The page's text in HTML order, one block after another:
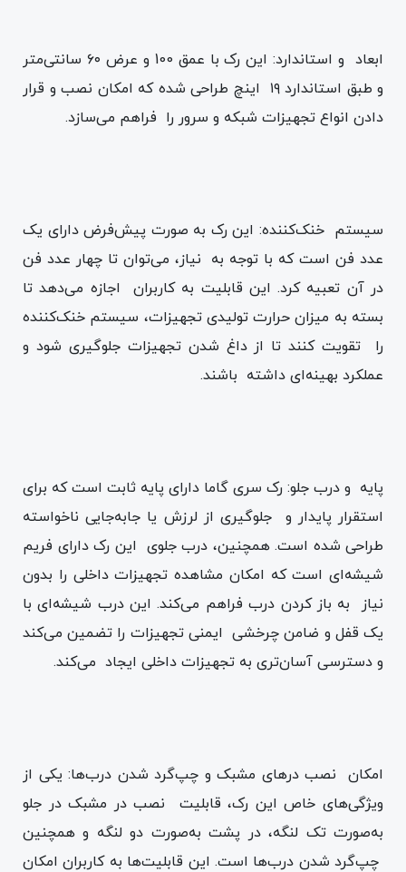
ابعاد و استاندارد: این رک با عمق 100 و عرض ۶۰ سانتی‌متر
و طبق استاندارد ۱۹ اینچ طراحی شده که امکان نصب و قرار
دادن انواع تجهیزات شبکه و سرور را فراهم می‌سازد.
سیستم خنک‌کننده: این رک به صورت پیش‌فرض دارای یک
عدد فن است که با توجه به نیاز، می‌توان تا چهار عدد فن
در آن تعبیه کرد. این قابلیت به کاربران اجازه می‌دهد تا
بسته به میزان حرارت تولیدی تجهیزات، سیستم خنک‌کننده
را تقویت کنند تا از داغ شدن تجهیزات جلوگیری شود و
عملکرد بهینه‌ای داشته باشند.
پایه و درب جلو: رک سری گاما دارای پایه ثابت است که برای
استقرار پایدار و جلوگیری از لرزش یا جابه‌جایی ناخواسته
طراحی شده است. همچنین، درب جلوی این رک دارای فریم
شیشه‌ای است که امکان مشاهده تجهیزات داخلی را بدون
نیاز به باز کردن درب فراهم می‌کند. این درب شیشه‌ای با
یک قفل و ضامن چرخشی ایمنی تجهیزات را تضمین می‌کند
و دسترسی آسان‌تری به تجهیزات داخلی ایجاد می‌کند.
امکان نصب درهای مشبک و چپ‌گرد شدن درب‌ها: یکی از
ویژگی‌های خاص این رک، قابلیت نصب در مشبک در جلو
به‌صورت تک لنگه، در پشت به‌صورت دو لنگه و همچنین
چپ‌گرد شدن درب‌ها است. این قابلیت‌ها به کاربران امکان